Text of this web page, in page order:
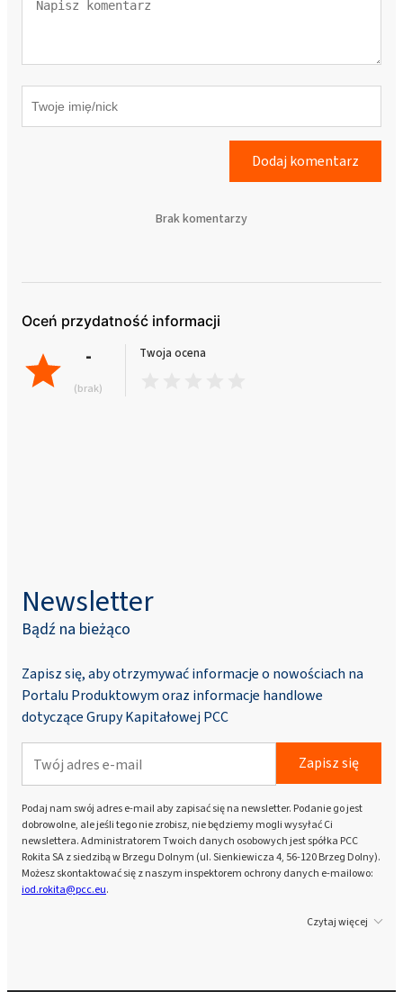
Dodaj komentarz
Brak komentarzy
Oceń przydatność informacji
-
(brak)
Twoja ocena
Newsletter
Bądź na bieżąco
Zapisz się, aby otrzymywać informacje o nowościach na
Portalu Produktowym oraz informacje handlowe
dotyczące Grupy Kapitałowej PCC
Zapisz się
Podaj nam swój adres e-mail aby zapisać się na newsletter. Podanie go jest
dobrowolne, ale jeśli tego nie zrobisz, nie będziemy mogli wysyłać Ci
newslettera. Administratorem Twoich danych osobowych jest spółka PCC
Rokita SA z siedzibą w Brzegu Dolnym (ul. Sienkiewicza 4, 56-120 Brzeg Dolny).
Możesz skontaktować się z naszym inspektorem ochrony danych e-mailowo:
iod.rokita@pcc.eu.
Czytaj więcej